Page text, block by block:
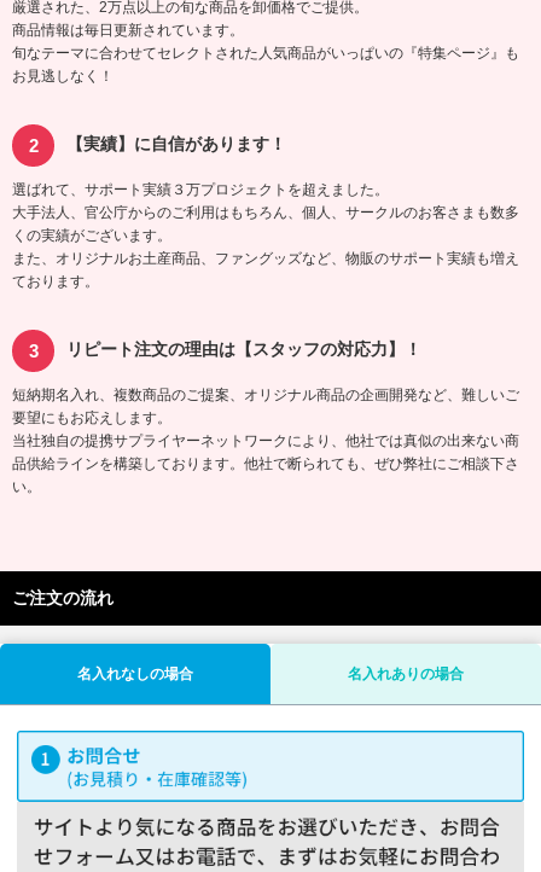
厳選された、2万点以上の旬な商品を卸価格でご提供。
商品情報は毎日更新されています。
旬なテーマに合わせてセレクトされた人気商品がいっぱいの『特集ページ』も
お見逃しなく！
【実績】に自信があります！
選ばれて、サポート実績３万プロジェクトを超えました。
大手法人、官公庁からのご利用はもちろん、個人、サークルのお客さまも数多
くの実績がございます。
また、オリジナルお土産商品、ファングッズなど、物販のサポート実績も増え
ております。
リピート注文の理由は【スタッフの対応力】！
短納期名入れ、複数商品のご提案、オリジナル商品の企画開発など、難しいご
要望にもお応えします。
当社独自の提携サプライヤーネットワークにより、他社では真似の出来ない商
品供給ラインを構築しております。他社で断られても、ぜひ弊社にご相談下さ
い。
ご注文の流れ
名入れなしの場合 名入れありの場合